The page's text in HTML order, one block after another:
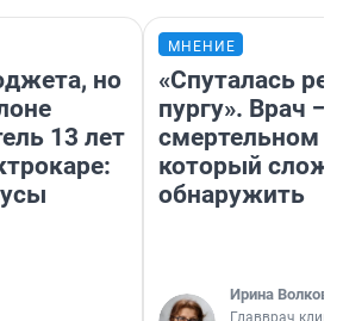
но
13 лет
МНЕНИЕ
«Спуталась
пургу». Врач —
смертельном
который
обнаружить
Ирина Волкова
Главврач